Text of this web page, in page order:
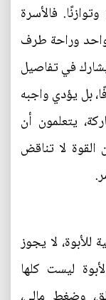
فالأسرة
وراحة طرف
في تفاصيل
بل يؤدي واجبه
يتعلمون أن
القوة لا تناقض
للأبوة، لا يجوز
ليست كلها